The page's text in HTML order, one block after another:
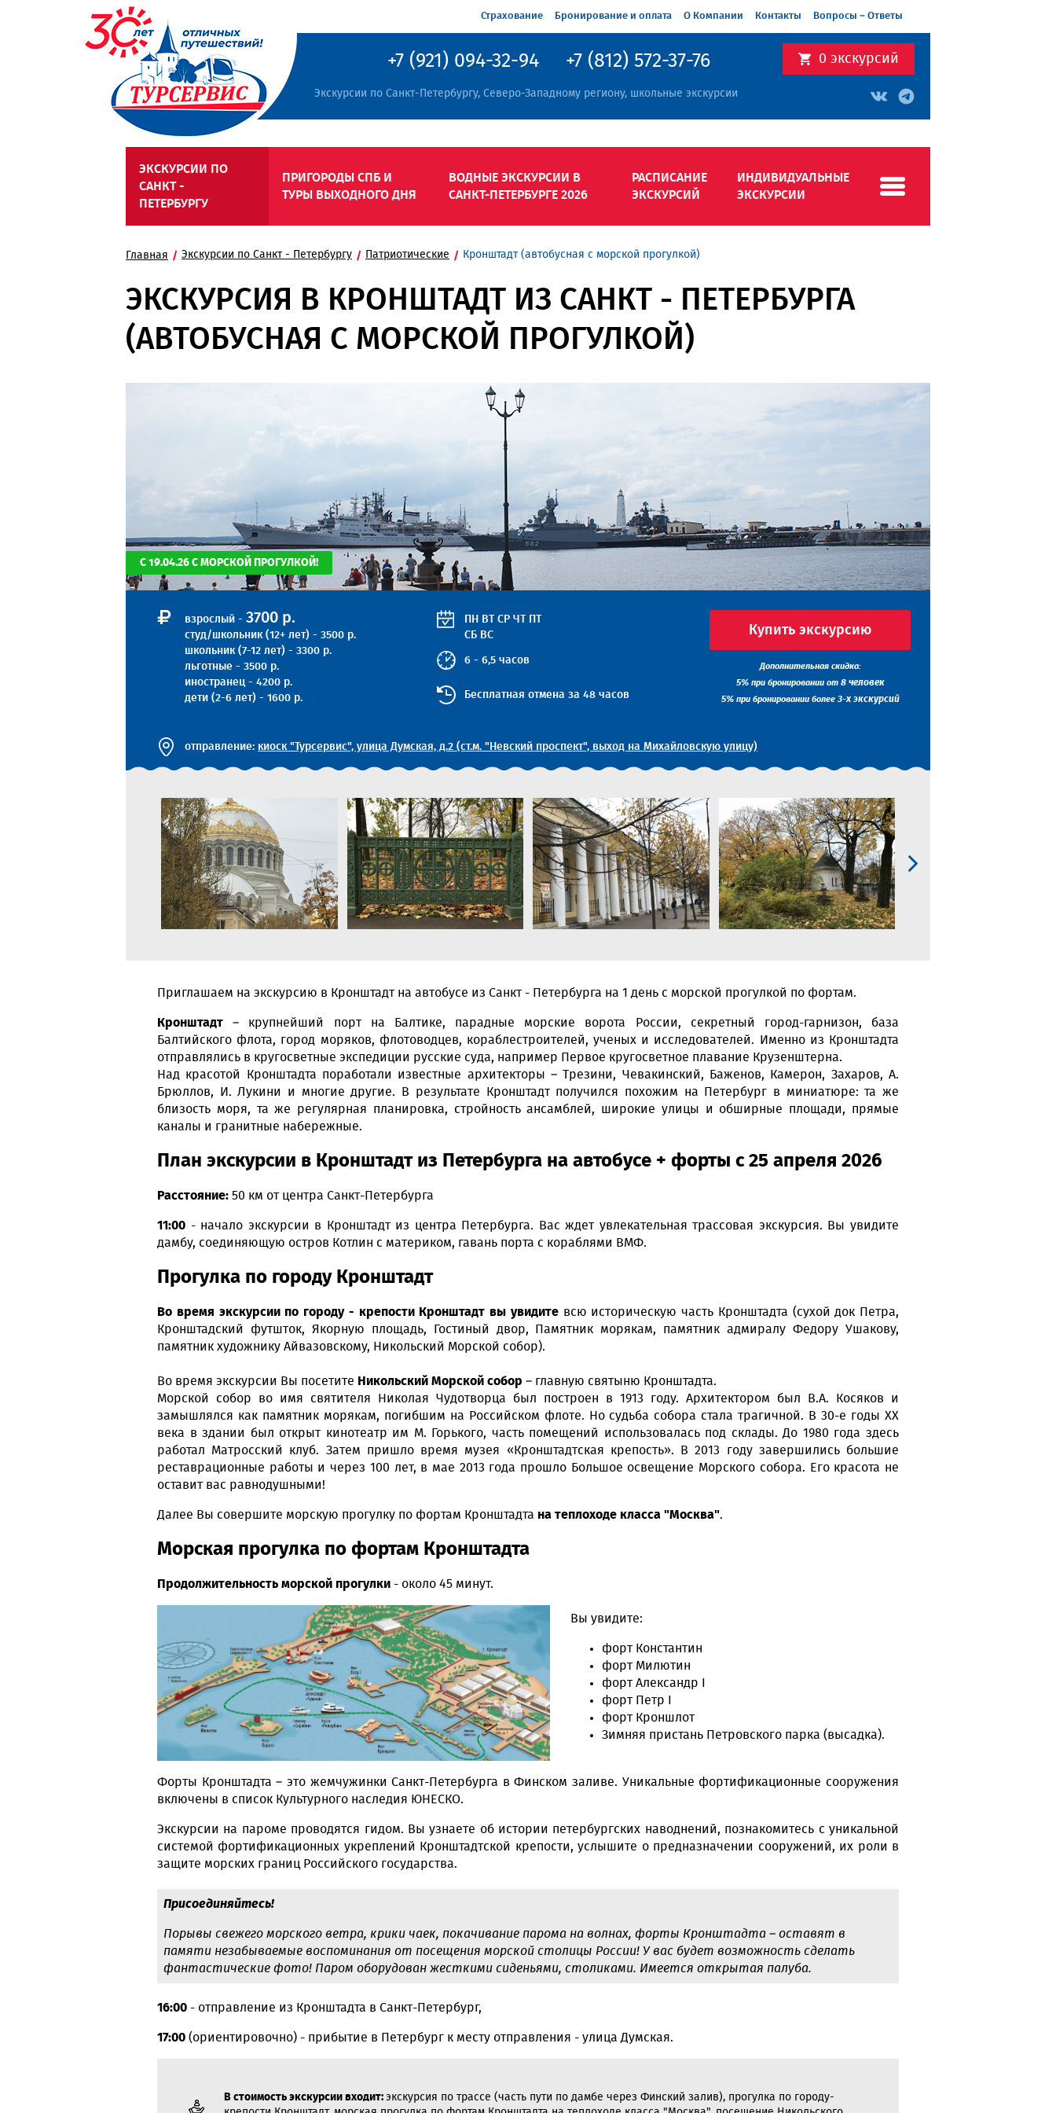
Страхование Бронирование и оплата О Компании Контакты Вопросы – Ответы
+7 (921) 094-32-94 +7 (812) 572-37-76 0 экскурсий
Экскурсии по Санкт-Петербургу, Северо-Западному региону, школьные экскурсии
ЭКСКУРСИИ ПО
САНКТ -
ПЕТЕРБУРГУ
ПРИГОРОДЫ СПБ И
ТУРЫ ВЫХОДНОГО ДНЯ
ВОДНЫЕ ЭКСКУРСИИ В
САНКТ-ПЕТЕРБУРГЕ 2026
РАСПИСАНИЕ
ЭКСКУРСИЙ
ИНДИВИДУАЛЬНЫЕ
ЭКСКУРСИИ
Главная Экскурсии по Санкт - Петербургу Патриотические Кронштадт (автобусная с морской прогулкой)
ЭКСКУРСИЯ В КРОНШТАДТ ИЗ САНКТ - ПЕТЕРБУРГА
(АВТОБУСНАЯ С МОРСКОЙ ПРОГУЛКОЙ)
С 19.04.26 С МОРСКОЙ ПРОГУЛКОЙ!
взрослый - 3700 р.
студ/школьник (12+ лет) - 3500 р.
школьник (7-12 лет) - 3300 р.
льготные - 3500 р.
иностранец - 4200 р.
дети (2-6 лет) - 1600 р.
ПН ВТ СР ЧТ
СБ ВС
6 - 6,5 часов
Бесплатная отмена за 48 часов
Купить экскурсию
Дополнительная скидка:
5%при бронировании от 8 человек
5%при бронировании более 3-х экскурсий
отправление: киоск "Турсервис", улица Думская, д.2 (ст.м. "Невский проспект", выход на Михайловскую улицу)
Приглашаем на экскурсию в Кронштадт на автобусе из Санкт - Петербурга на 1 день с морской прогулкой по фортам.
Кронштадт – крупнейший порт на Балтике, парадные морские ворота России, секретный город-гарнизон, база
Балтийского флота, город моряков, флотоводцев, кораблестроителей, ученых и исследователей. Именно из Кронштадта
отправлялись в кругосветные экспедиции русские суда, например Первое кругосветное плавание Крузенштерна.
Над красотой Кронштадта поработали известные архитекторы – Трезини, Чевакинский, Баженов, Камерон, Захаров, А.
Брюллов, И. Лукини и многие другие. В результате Кронштадт получился похожим на Петербург в миниатюре: та же
близость моря, та же регулярная планировка, стройность ансамблей, широкие улицы и обширные площади, прямые
каналы и гранитные набережные.
План экскурсии в Кронштадт из Петербурга на автобусе + форты с 25 апреля 2026
Расстояние: 50 км от центра Санкт-Петербурга
11:00 - начало экскурсии в Кронштадт из центра Петербурга. Вас ждет увлекательная трассовая экскурсия. Вы увидите
дамбу, соединяющую остров Котлин с материком, гавань порта с кораблями ВМФ.
Прогулка по городу Кронштадт
Во время экскурсии по городу - крепости Кронштадт вы увидите всю историческую часть Кронштадта (сухой док Петра,
Кронштадский футшток, Якорную площадь, Гостиный двор, Памятник морякам, памятник адмиралу Федору Ушакову,
памятник художнику Айвазовскому, Никольский Морской собор).
Во время экскурсии Вы посетите Никольский Морской собор – главную святыню Кронштадта.
Морской собор во имя святителя Николая Чудотворца был построен в 1913 году. Архитектором был В.А. Косяков и
замышлялся как памятник морякам, погибшим на Российском флоте. Но судьба собора стала трагичной. В 30-е годы XX
века в здании был открыт кинотеатр им М. Горького, часть помещений использовалась под склады. До 1980 года здесь
работал Матросский клуб. Затем пришло время музея «Кронштадтская крепость». В 2013 году завершились большие
реставрационные работы и через 100 лет, в мае 2013 года прошло Большое освещение Морского собора. Его красота не
оставит вас равнодушными!
Далее Вы совершите морскую прогулку по фортам Кронштадта на теплоходе класса "Москва".
Морская прогулка по фортам Кронштадта
Продолжительность морской прогулки - около 45 минут.
Вы увидите:
форт Константин
форт Милютин
форт Александр I
форт Петр I
форт Кроншлот
Зимняя пристань Петровского парка (высадка).
Форты Кронштадта – это жемчужинки Санкт-Петербурга в Финском заливе. Уникальные фортификационные сооружения
включены в список Культурного наследия ЮНЕСКО.
Экскурсии на пароме проводятся гидом. Вы узнаете об истории петербургских наводнений, познакомитесь с уникальной
системой фортификационных укреплений Кронштадтской крепости, услышите о предназначении сооружений, их роли в
защите морских границ Российского государства.
Присоединяйтесь!
Порывы свежего морского ветра, крики чаек, покачивание парома на волнах, форты Кронштадта – оставят в
памяти незабываемые воспоминания от посещения морской столицы России! У вас будет возможность сделать
фантастические фото! Паром оборудован жесткими сиденьями, столиками. Имеется открытая палуба.
16:00 - отправление из Кронштадта в Санкт-Петербург,
17:00 (ориентировочно) - прибытие в Петербург к месту отправления - улица Думская.
В стоимость экскурсии входит: экскурсия по трассе (часть пути по дамбе через Финский залив), прогулка по городу-